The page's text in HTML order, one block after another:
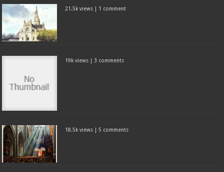
21.5k views | 1 comment
19k views | 3 comments
18.5k views |5 comments